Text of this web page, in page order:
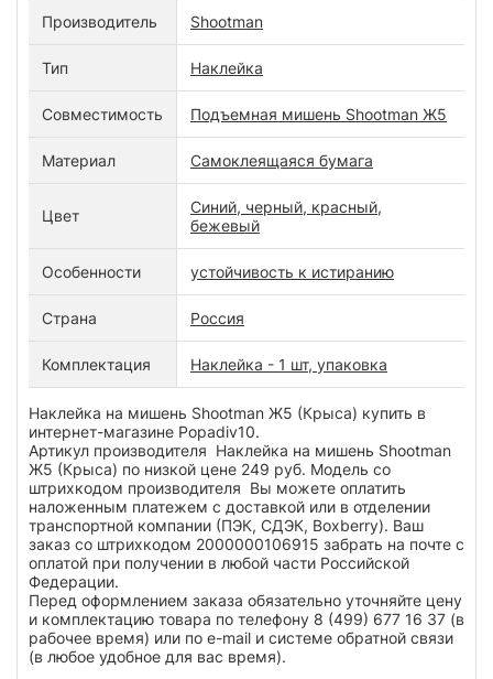
Производитель Shootman
Тип Наклейка
Совместимость Подъемная мишень Shootman Ж5
Материал Самоклеящаяся бумага
Цвет
Синий, черный, красный,
бежевый
Особенности устойчивость к истиранию
Страна Россия
Комплектация Наклейка - 1 шт, упаковка
Наклейка на мишень Shootman Ж5 (Крыса) купить в
интернет-магазине Popadiv10.
Артикул производителя Наклейка на мишень Shootman
Ж5 (Крыса) по низкой цене 249 руб. Модель со
штрихкодом производителя Вы можете оплатить
наложенным платежем с доставкой или в отделении
транспортной компании (ПЭК, СДЭК, Boxberry). Ваш
заказ со штрихкодом 2000000106915 забрать на почте с
оплатой при получении в любой части Российской
Федерации.
Перед оформлением заказа обязательно уточняйте цену
и комплектацию товара по телефону 8 (499) 677 16 37 (в
рабочее время) или по e-mail и системе обратной связи
(в любое удобное для вас время).